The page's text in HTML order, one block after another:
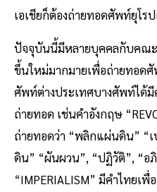
เอเชียก็ต้องถ่ายทอดศัพท์ยุโร
ปัจจุบันนี้มีหลายบุคคลกับคณ
ขึ้นใหม่มากมายเพื่อถ่ายทอด
ศัพท์ต่างประเทศบางศัพท์ได้
ถ่ายทอด เช่นคำอังกฤษ
ถ่ายทอดว่า “พลิกแผ่นดิน” “
ดิน” “ผันผวน”, “ปฏิวัติ”, “อ
“IMPERIALISM” มีคำไทยเ